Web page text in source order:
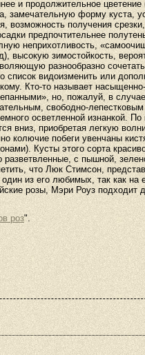
и продолжительное цветение
замечательную форму куста,
получения
предпочтительнее
неприхотливость,
высокую зимостойкость,
разнообразно
видоизменить или
Кто-то называет
но, пожалуй, в
свободно-
осветленной изнанкой.
вниз, приобретая легкую
колючие побеги увенчаны
Кусты этого сорта
с пышной,
что Люк Стимсон,
из его любимых, так как на
розы, Мэри Роуз подходит
роз".